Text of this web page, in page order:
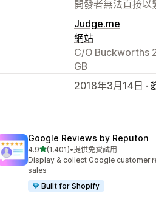
開發者無法直接以
Judge.me
網站
C/O Buckworths
GB
2018年3月14日 ·
Google Reviews by Reputon
4.9滿分 5 顆星
(1,401)
共有 1401 則評價
•提供免費試用
Display & collect Google customer
sales
Built for Shopify